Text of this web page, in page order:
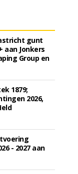
gunt
aan Jonkers
Group en
1879;
2026,
- 2027 aan